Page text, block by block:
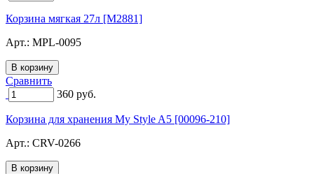
Корзина мягкая 27л [M2881]
Арт.: MPL-0095
Сравнить
360 руб.
Корзина для хранения My Style A5 [00096-210]
Арт.: CRV-0266